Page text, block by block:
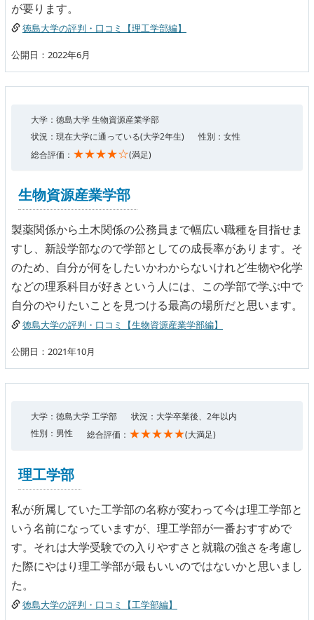
が要ります。
徳島大学の評判・口コミ【理工学部編】
公開日：2022年6月
大学：徳島大学 生物資源産業学部
状況：現在大学に通っている(大学2年生)
性別：女性
総合評価： ★★★★☆(満足)
生物資源産業学部
製薬関係から土木関係の公務員まで幅広い職種を目指せま
すし、新設学部なので学部としての成長率があります。そ
のため、自分が何をしたいかわからないけれど生物や化学
などの理系科目が好きという人には、この学部で学ぶ中で
自分のやりたいことを見つける最高の場所だと思います。
徳島大学の評判・口コミ【生物資源産業学部編】
公開日：2021年10月
大学：徳島大学 工学部
状況：大学卒業後、2年以内
性別：男性
総合評価： ★★★★★(大満足)
理工学部
私が所属していた工学部の名称が変わって今は理工学部と
いう名前になっていますが、理工学部が一番おすすめで
す。それは大学受験での入りやすさと就職の強さを考慮し
た際にやはり理工学部が最もいいのではないかと思いまし
た。
徳島大学の評判・口コミ【工学部編】